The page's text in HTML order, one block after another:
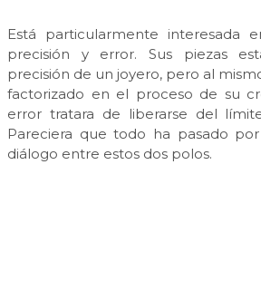
Está particularmente interesada
precisión y error. Sus piezas
precisión de un joyero, pero al
factorizado en el proceso de su
error tratara de liberarse del
Pareciera que todo ha pasado
diálogo entre estos dos polos.